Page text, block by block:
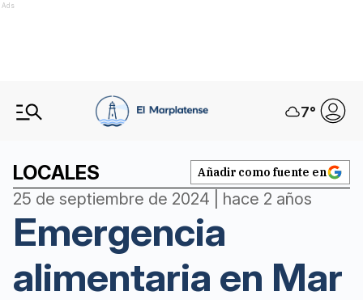
Ads
7°
LOCALES Añadir como fuente en
25 de septiembre de 2024 | hace 2 años
Emergencia
alimentaria en Mar